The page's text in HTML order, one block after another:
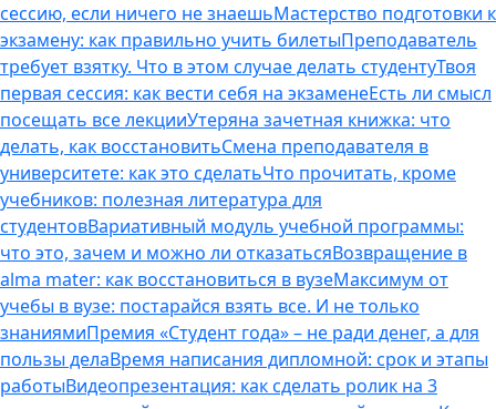
сессию, если ничего не знаешьМастерство подготовки к
экзамену: как правильно учить билетыПреподаватель
требует взятку. Что в этом случае делать студентуТвоя
первая сессия: как вести себя на экзаменеЕсть ли смысл
посещать все лекцииУтеряна зачетная книжка: что
делать, как восстановитьСмена преподавателя в
университете: как это сделатьЧто прочитать, кроме
учебников: полезная литература для
студентовВариативный модуль учебной программы:
что это, зачем и можно ли отказатьсяВозвращение в
alma mater: как восстановиться в вузеМаксимум от
учебы в вузе: постарайся взять все. И не только
знаниямиПремия «Студент года» – не ради денег, а для
пользы делаВремя написания дипломной: срок и этапы
работыВидеопрезентация: как сделать ролик на 3